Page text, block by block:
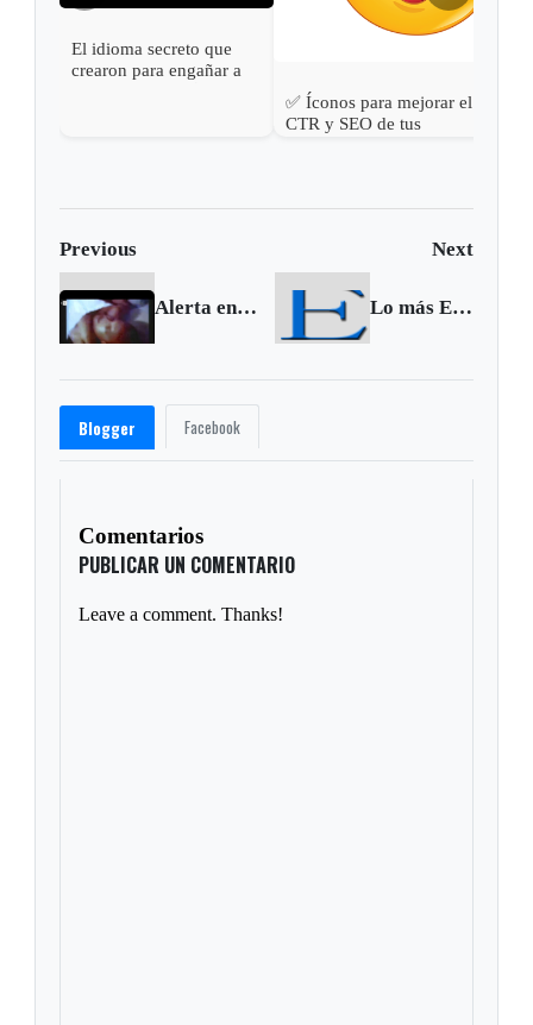
El idioma secreto que
crearon para engañar a
✅ Íconos para mejorar el
CTR y SEO de tus
Previous Next
Alerta en Estados Unidos por nueva droga sintética Lo más Excelsio de la semana, 14 al 20 de junio de 2015
Blogger Facebook
Comentarios
PUBLICAR UN COMENTARIO
Leave a comment. Thanks!